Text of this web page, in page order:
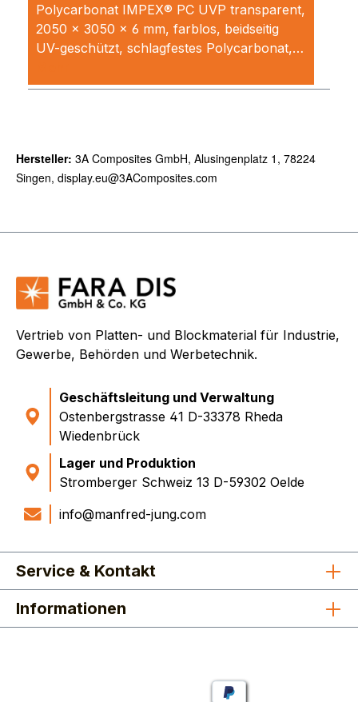
Polycarbonat IMPEX® PC UVP transparent,
2050 x 3050 x 6 mm, farblos, beidseitig
UV-geschützt, schlagfestes Polycarbonat,…
Hersteller: 3A Composites GmbH, Alusingenplatz 1, 78224
Singen, display.eu@3AComposites.com
Vertrieb von Platten- und Blockmaterial für Industrie,
Gewerbe, Behörden und Werbetechnik.
Geschäftsleitung und Verwaltung
Ostenbergstrasse 41 D-33378 Rheda
Wiedenbrück
Lager und Produktion
Stromberger Schweiz 13 D-59302 Oelde
info@manfred-jung.com
Service & Kontakt
Informationen